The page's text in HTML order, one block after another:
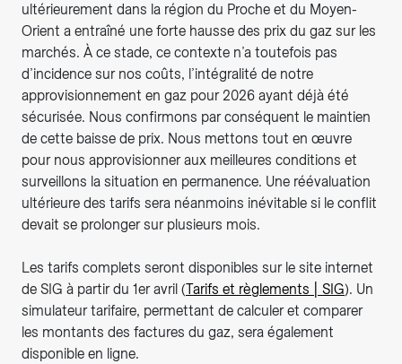
ultérieurement dans la région du Proche et du Moyen-
Orient a entraîné une forte hausse des prix du gaz sur les
marchés. À ce stade, ce contexte n’a toutefois pas
d’incidence sur nos coûts, l’intégralité de notre
approvisionnement en gaz pour 2026 ayant déjà été
sécurisée. Nous confirmons par conséquent le maintien
de cette baisse de prix. Nous mettons tout en œuvre
pour nous approvisionner aux meilleures conditions et
surveillons la situation en permanence. Une réévaluation
ultérieure des tarifs sera néanmoins inévitable si le conflit
devait se prolonger sur plusieurs mois.
Les tarifs complets seront disponibles sur le site internet
de SIG à partir du 1er avril (Tarifs et règlements | SIG). Un
simulateur tarifaire, permettant de calculer et comparer
les montants des factures du gaz, sera également
disponible en ligne.